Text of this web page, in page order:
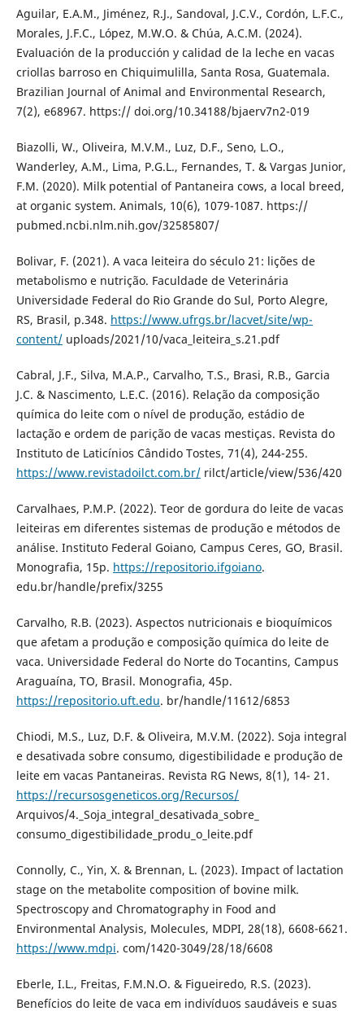
Aguilar, E.A.M., Jiménez, R.J., Sandoval, J.C.V., Cordón, L.F.C.,
Morales, J.F.C., López, M.W.O. & Chúa, A.C.M. (2024).
Evaluación de la producción y calidad de la leche en vacas
criollas barroso en Chiquimulilla, Santa Rosa, Guatemala.
Brazilian Journal of Animal and Environmental Research,
7(2), e68967. https:// doi.org/10.34188/bjaerv7n2-019
Biazolli, W., Oliveira, M.V.M., Luz, D.F., Seno, L.O.,
Wanderley, A.M., Lima, P.G.L., Fernandes, T. & Vargas Junior,
F.M. (2020). Milk potential of Pantaneira cows, a local breed,
at organic system. Animals, 10(6), 1079-1087. https://
pubmed.ncbi.nlm.nih.gov/32585807/
Bolivar, F. (2021). A vaca leiteira do século 21: lições de
metabolismo e nutrição. Faculdade de Veterinária
Universidade Federal do Rio Grande do Sul, Porto Alegre,
RS, Brasil, p.348. https://www.ufrgs.br/lacvet/site/wp-
content/uploads/2021/10/vaca_leiteira_s.21.pdf
Cabral, J.F., Silva, M.A.P., Carvalho, T.S., Brasi, R.B., Garcia
J.C. & Nascimento, L.E.C. (2016). Relação da composição
química do leite com o nível de produção, estádio de
lactação e ordem de parição de vacas mestiças. Revista do
Instituto de Laticínios Cândido Tostes, 71(4), 244-255.
https://www.revistadoilct.com.br/rilct/article/view/536/420
Carvalhaes, P.M.P. (2022). Teor de gordura do leite de vacas
leiteiras em diferentes sistemas de produção e métodos de
análise. Instituto Federal Goiano, Campus Ceres, GO, Brasil.
Monografia, 15p. https://repositorio.ifgoiano.
edu.br/handle/prefix/3255
Carvalho, R.B. (2023). Aspectos nutricionais e bioquímicos
que afetam a produção e composição química do leite de
vaca. Universidade Federal do Norte do Tocantins, Campus
Araguaína, TO, Brasil. Monografia, 45p.
https://repositorio.uft.edu. br/handle/11612/6853
Chiodi, M.S., Luz, D.F. & Oliveira, M.V.M. (2022). Soja integral
e desativada sobre consumo, digestibilidade e produção de
leite em vacas Pantaneiras. Revista RG News, 8(1), 14- 21.
https://recursosgeneticos.org/Recursos/
Arquivos/4._Soja_integral_desativada_sobre_
consumo_digestibilidade_produ_o_leite.pdf
Connolly, C., Yin, X. & Brennan, L. (2023). Impact of lactation
stage on the metabolite composition of bovine milk.
Spectroscopy and Chromatography in Food and
Environmental Analysis, Molecules, MDPI, 28(18), 6608-6621.
https://www.mdpi. com/1420-3049/28/18/6608
Eberle, I.L., Freitas, F.M.N.O. & Figueiredo, R.S. (2023).
Benefícios do leite de vaca em indivíduos saudáveis e suas